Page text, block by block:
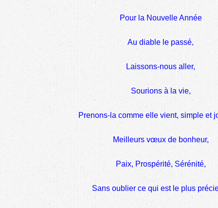
Pour la Nouvelle Année
Au diable le passé,
Laissons-nous aller,
Sourions à la vie,
Prenons-la comme elle vient, simple et
Meilleurs vœux de bonheur,
Paix, Prospérité, Sérénité,
Sans oublier ce qui est le plus